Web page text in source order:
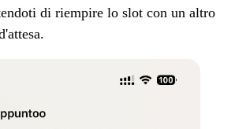
di riempire lo slot con un altro